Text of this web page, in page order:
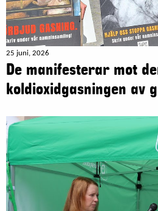
25 juni, 2026
De manifesterar mot
koldioxidgasningen av